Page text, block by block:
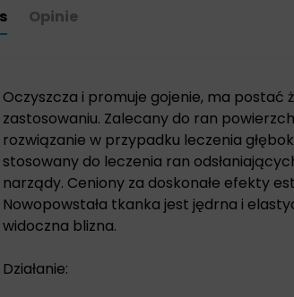
Opinie
Oczyszcza i promuje gojenie, ma
zastosowaniu. Zalecany do ran
rozwiązanie w przypadku leczenia
stosowany do leczenia ran
narządy. Ceniony za doskonałe efekty
Nowopowstała tkanka jest jędrna i
widoczna blizna.
Działanie: